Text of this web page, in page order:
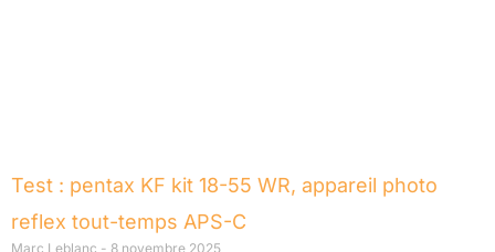
Test : pentax KF kit 18-55 WR, appareil photo
reflex tout-temps APS-C
Marc Leblanc 8 novembre 2025